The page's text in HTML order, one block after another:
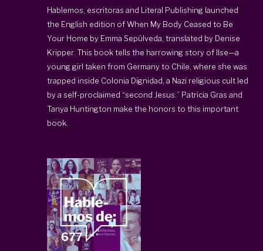
Hablemos, escritoras and Literal Publishing launched
the English edition of When My Body Ceased to Be
Your Home by Emma Sepúlveda, translated by Denise
Kripper. This book tells the harrowing story of Ilse—a
young girl taken from Germany to Chile, where she was
trapped inside Colonia Dignidad, a Nazi religious cult led
by a self-proclaimed “second Jesus.” Patricia Gras and
Tanya Huntington make the honors to this important
book.